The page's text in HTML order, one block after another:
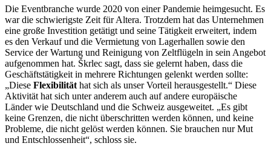
Die Eventbranche wurde 2020 von einer Pandemie heimgesucht. Es
war die schwierigste Zeit für Altera. Trotzdem hat das Unternehmen
eine große Investition getätigt und seine Tätigkeit erweitert, indem
es den Verkauf und die Vermietung von Lagerhallen sowie den
Service der Wartung und Reinigung von Zeltflügeln in sein Angebot
aufgenommen hat. Škrlec sagt, dass sie gelernt haben, dass die
Geschäftstätigkeit in mehrere Richtungen gelenkt werden sollte:
„Diese Flexibilität hat sich als unser Vorteil herausgestellt.“ Diese
Aktivität hat sich unter anderem auch auf andere europäische
Länder wie Deutschland und die Schweiz ausgeweitet. „Es gibt
keine Grenzen, die nicht überschritten werden können, und keine
Probleme, die nicht gelöst werden können. Sie brauchen nur Mut
und Entschlossenheit“, schloss sie.